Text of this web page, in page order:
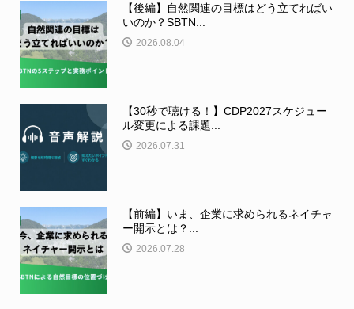
【後編】自然関連の目標はどう立てればい
いのか？SBTN...
2026.08.04
【30秒で聴ける！】CDP2027スケジュー
ル変更による課題...
2026.07.31
【前編】いま、企業に求められるネイチャ
ー開示とは？...
2026.07.28